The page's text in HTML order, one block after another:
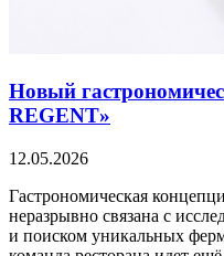
Новый
REGENT»
12.05.2026
Гастрономическая
неразрывно связана с
и поиском уникальных